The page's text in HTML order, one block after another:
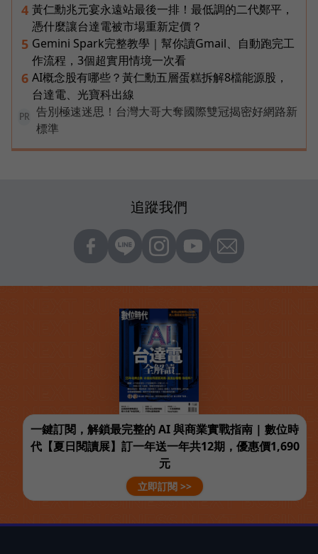
4 黃仁勳兆元宴永遠站最後一排！最低調的二代鄭平，
憑什麼讓台達電被市場重新定價？
5 Gemini Spark完整教學｜幫你讀Gmail、自動跑完工
作流程，3個超實用情境一次看
6 AI概念股有哪些？黃仁勳五層蛋糕拆解8檔能源股，
台達電、光寶科出線
PR
告別極速迷思！台灣大哥大奪國際雙冠揭密好網路新
標準
追蹤我們
一鍵訂閱，解鎖最完整的 AI 與商業實戰指南 | 數位時
代【夏日閱讀展】訂一年送一年共12期，優惠價1,690
元
立即訂閱 >>